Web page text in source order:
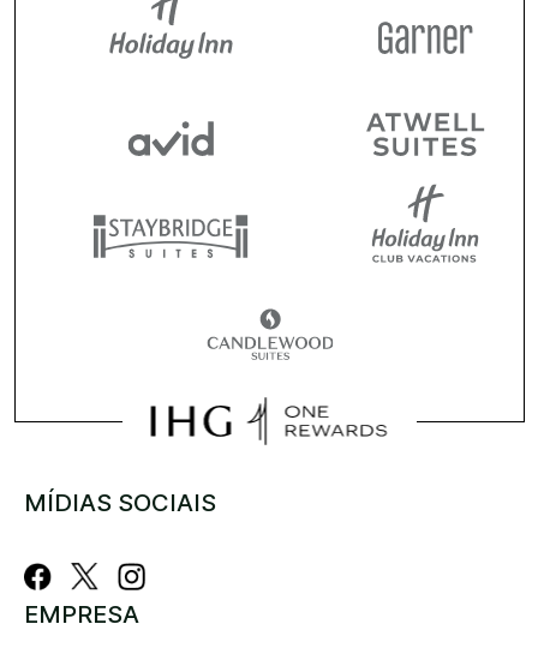
MÍDIAS SOCIAIS
EMPRESA